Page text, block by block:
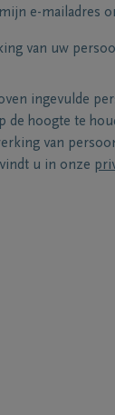
e-mailadres
van uw
ingevulde
de hoogte te
van
u in onze